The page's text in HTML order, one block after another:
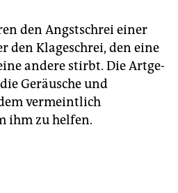
den Angstschrei einer
den Klageschrei, den eine
andere stirbt. Die Art­ge­
Geräusche und
vermeintlich
ihm zu helfen.